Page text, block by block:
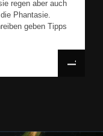
regen aber auch
Phantasie.
geben Tipps